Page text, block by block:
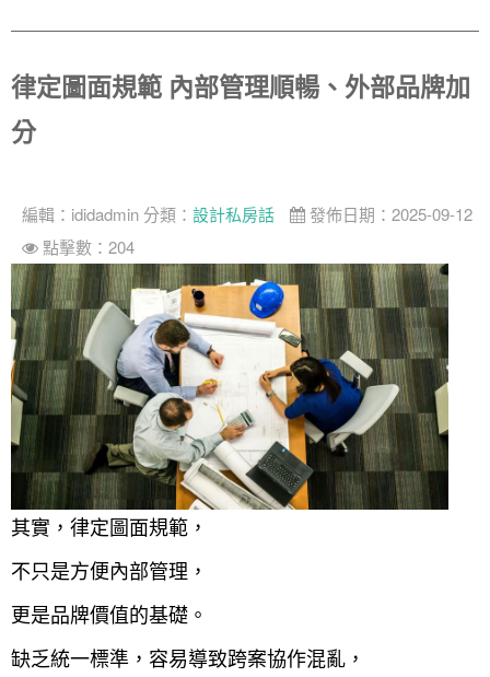
律定圖面規範 內部管理順暢、外部品牌加
分
編輯： ididadmin 分類： 設計私房話
發佈日期：2025-09-12
點擊數：204
其實，律定圖面規範，
不只是方便內部管理，
更是品牌價值的基礎。
缺乏統一標準，容易導致跨案協作混亂，